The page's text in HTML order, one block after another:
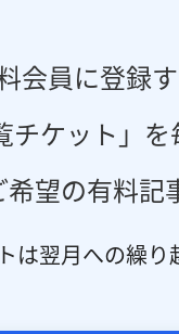
会員に登録
チケット」
望の有料記
は翌月への繰り